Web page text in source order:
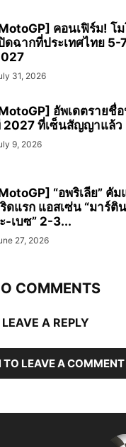
คอนเฟิร์ม! โ
ดฉากที่ประเทศไทย
31, 2026
อัพเดตรายชื่
2027 ที่เซ็นสัญญาแล้ว
9, 2026
“อพริเลีย” คั
ดแรก แอสเซ่น “มาร์ติ
-เบซ” 2-3...
27, 2026
COMMENTS
LEAVE A REPLY
TO LEAVE A COMMENT